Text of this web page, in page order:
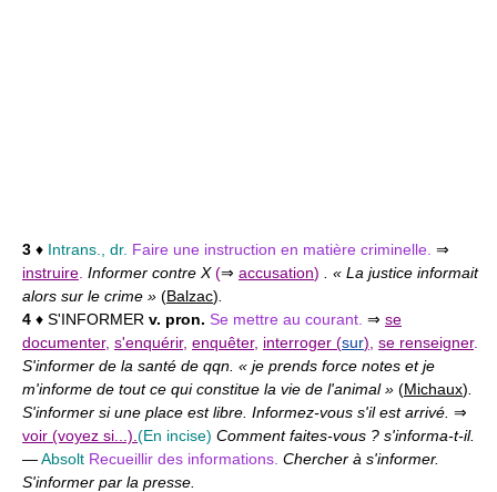
3 ♦ Intrans., dr. Faire une instruction en matière criminelle. ⇒
instruire Informer contre X(⇒ accusation) . « La justice informait
alors sur le crime » (Balzac)
4 ♦ S'INFORMER v. pron. Se mettre au courant. ⇒ se
documenter, s'enquérir, enquêter, interroger (sur) se renseigner.
S'informer de la santé de qqn. « je prends force notes et je
m'informe de tout ce qui constitue la vie de l'animal » (Michaux)
S'informer si une place est libre. Informez-vous s'il est arrivé. ⇒
voir (voyez si...). (En incise) Comment faites-vous ? s'informa-t-il.
—Absolt Recueillir des informations. Chercher à s'informer.
S'informer par la presse.